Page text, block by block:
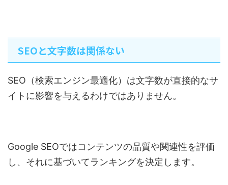
SEOと文字数は関係ない
SEO（検索エンジン最適化）は文字数が直接的なサ
イトに影響を与えるわけではありません。
Google SEOではコンテンツの品質や関連性を評価
し、それに基づいてランキングを決定します。